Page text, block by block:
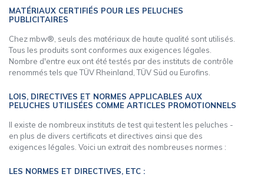
MATÉRIAUX CERTIFIÉS POUR LES PELUCHES
PUBLICITAIRES
Chez mbw®, seuls des matériaux de haute qualité sont utilisés.
Tous les produits sont conformes aux exigences légales.
Nombre d'entre eux ont été testés par des instituts de contrôle
renommés tels que TÜV Rheinland, TÜV Süd ou Eurofins.
LOIS, DIRECTIVES ET NORMES APPLICABLES AUX
PELUCHES UTILISÉES COMME ARTICLES PROMOTIONNELS
Il existe de nombreux instituts de test qui testent les peluches -
en plus de divers certificats et directives ainsi que des
exigences légales. Voici un extrait des nombreuses normes :
LES NORMES ET DIRECTIVES, ETC :